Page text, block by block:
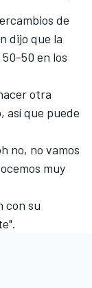
de
dijo que la
50 en los
otra
así que puede
no, no vamos
muy
con su